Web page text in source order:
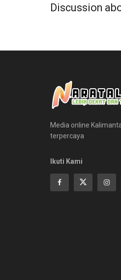
Discussion
Media online
terpercaya
Ikuti Kami